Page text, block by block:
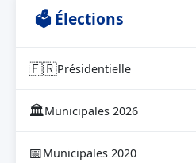
🗳 Élections
🇫🇷Présidentielle
🏛Municipales 2026
📅Municipales 2020